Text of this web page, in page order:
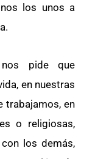
los unos a
pide que
en nuestras
trabajamos, en
o religiosas,
los demás,